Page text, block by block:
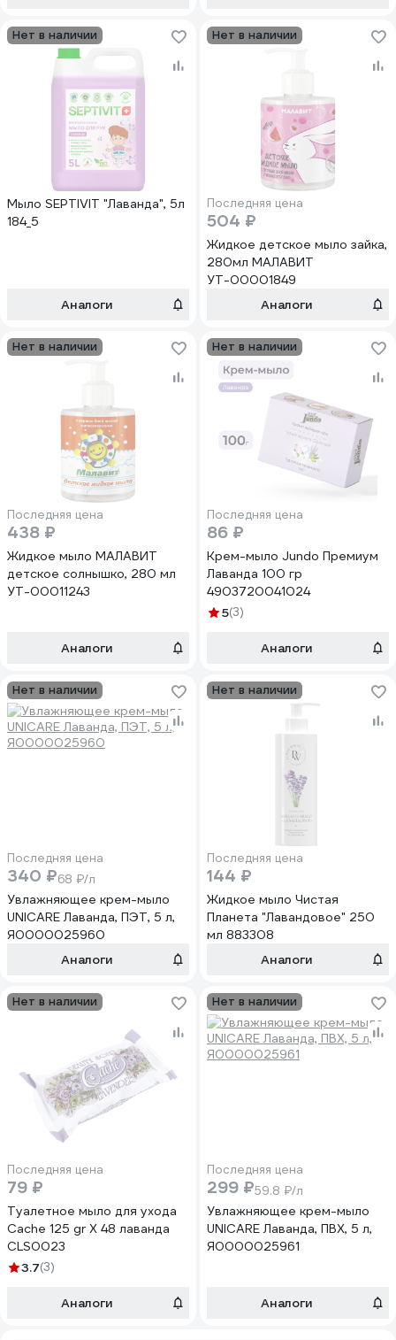
Нет в наличии
Мыло SEPTIVIT "Лаванда", 5л
184_5
Аналоги
Нет в наличии
Последняя цена
504 ₽
Жидкое детское мыло зайка,
280мл МАЛАВИТ
УТ-00001849
Аналоги
Нет в наличии
Последняя цена
438 ₽
Жидкое мыло МАЛАВИТ
детское солнышко, 280 мл
УТ-00011243
Аналоги
Нет в наличии
Последняя цена
86 ₽
Крем-мыло Jundo Премиум
Лаванда 100 гр
4903720041024
5(3)
Аналоги
Нет в наличии
Последняя цена
340 ₽68 ₽/л
Увлажняющее крем-мыло
UNICARE Лаванда, ПЭТ, 5 л,
Я0000025960
Аналоги
Нет в наличии
Последняя цена
144 ₽
Жидкое мыло Чистая
Планета "Лавандовое" 250
мл 883308
Аналоги
Нет в наличии
Последняя цена
79 ₽
Туалетное мыло для ухода
Cache 125 gr X 48 лаванда
CLS0023
3.7(3)
Аналоги
Нет в наличии
Последняя цена
299 ₽59.8 ₽/л
Увлажняющее крем-мыло
UNICARE Лаванда, ПВХ, 5 л,
Я0000025961
Аналоги